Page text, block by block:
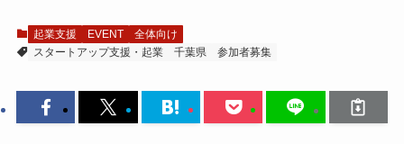
起業支援 EVENT
全体向け
スタートアップ支援・起業
千葉県 参加者募集